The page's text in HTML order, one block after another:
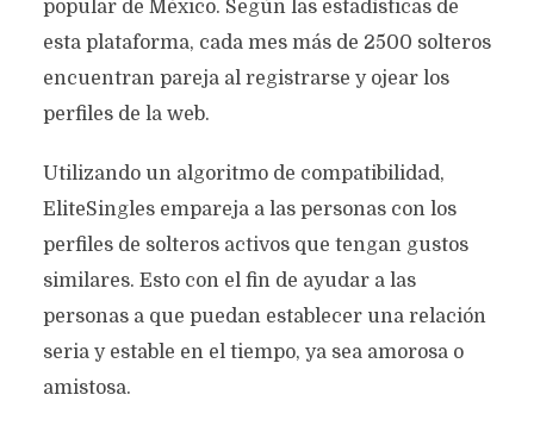
popular de México. Según las estadísticas de
esta plataforma, cada mes más de 2500 solteros
encuentran pareja al registrarse y ojear los
perfiles de la web.
Utilizando un algoritmo de compatibilidad,
EliteSingles empareja a las personas con los
perfiles de solteros activos que tengan gustos
similares. Esto con el fin de ayudar a las
personas a que puedan establecer una relación
seria y estable en el tiempo, ya sea amorosa o
amistosa.